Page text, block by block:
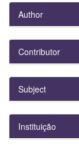
Author
Contributor
Subject
Instituição